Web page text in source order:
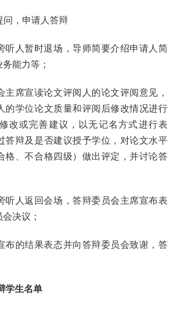
问，申请人答辩
听人暂时退场，导师简要介绍申请人简
能力等；
主席宣读论文评阅人的论文评阅意见，
的学位论文质量和评阅后修改情况进行
改或完善建议，以无记名方式进行表
答辩及是否建议授予学位，对论文水平
格、不合格四级）做出评定，并讨论答
听人返回会场，答辩委员会主席宣布表
决议；
布的结果表态并向答辩委员会致谢，答
学生名单